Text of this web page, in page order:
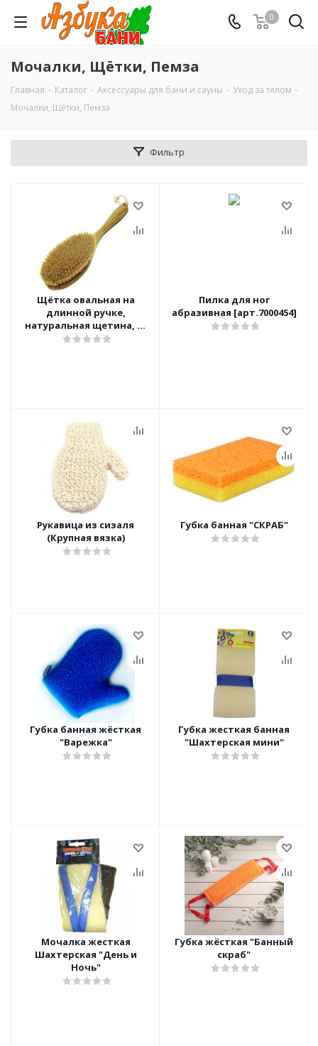
0
Мочалки, Щётки, Пемза
Главная - Каталог - Аксессуары для бани и сауны - Уход за телом -
Мочалки, Щётки, Пемза
Фильтр
Щётка овальная на
длинной ручке,
натуральная щетина, 30
см.
Пилка для ног
абразивная [арт.7000454]
Рукавица из сизаля
(Крупная вязка)
Губка банная "СКРАБ"
Губка банная жёсткая
"Варежка"
Губка жесткая банная
"Шахтерская мини"
Мочалка жесткая
Шахтерская "День и
Ночь"
Губка жёсткая "Банный
скраб"